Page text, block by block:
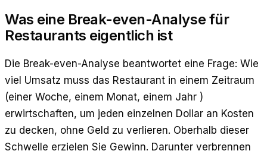
Was eine Break-even-Analyse für
Restaurants eigentlich ist
Die Break-even-Analyse beantwortet eine Frage: Wie
viel Umsatz muss das Restaurant in einem Zeitraum
(einer Woche, einem Monat, einem Jahr )
erwirtschaften, um jeden einzelnen Dollar an Kosten
zu decken, ohne Geld zu verlieren. Oberhalb dieser
Schwelle erzielen Sie Gewinn. Darunter verbrennen